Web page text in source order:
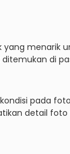
yang menarik
di
pada
detail